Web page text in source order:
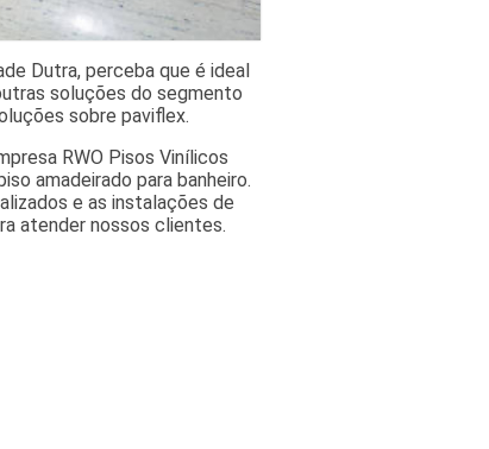
Dutra, perceba que é ideal
soluções do segmento
sobre paviflex.
RWO Pisos Vinílicos
amadeirado para banheiro.
e as instalações de
atender nossos clientes.